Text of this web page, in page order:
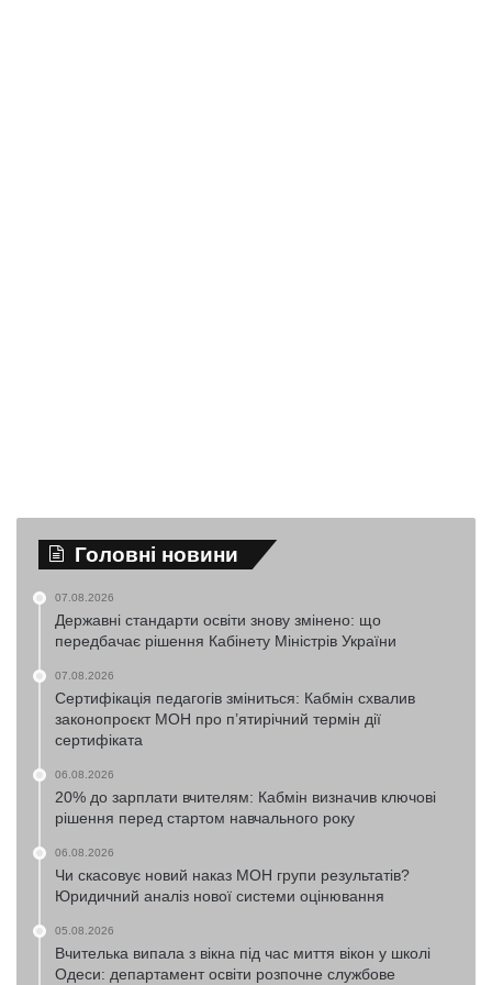
Головні новини
07.08.2026
Державні стандарти освіти знову змінено: що
передбачає рішення Кабінету Міністрів України
07.08.2026
Сертифікація педагогів зміниться: Кабмін схвалив
законопроєкт МОН про п’ятирічний термін дії
сертифіката
06.08.2026
20% до зарплати вчителям: Кабмін визначив ключові
рішення перед стартом навчального року
06.08.2026
Чи скасовує новий наказ МОН групи результатів?
Юридичний аналіз нової системи оцінювання
05.08.2026
Вчителька випала з вікна під час миття вікон у школі
Одеси: департамент освіти розпочне службове